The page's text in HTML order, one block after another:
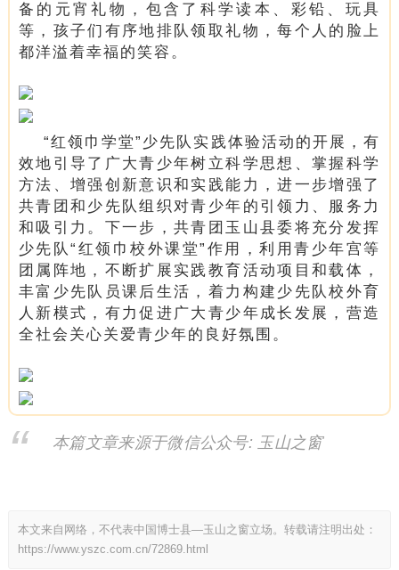
备的元宵礼物，包含了科学读本、彩铅、玩具
等，孩子们有序地排队领取礼物，每个人的脸上
都洋溢着幸福的笑容。
“红领巾学堂”少先队实践体验活动的开展，有
效地引导了广大青少年树立科学思想、掌握科学
方法、增强创新意识和实践能力，进一步增强了
共青团和少先队组织对青少年的引领力、服务力
和吸引力。下一步，共青团玉山县委将充分发挥
少先队“红领巾校外课堂”作用，利用青少年宫等
团属阵地，不断扩展实践教育活动项目和载体，
丰富少先队员课后生活，着力构建少先队校外育
人新模式，有力促进广大青少年成长发展，营造
全社会关心关爱青少年的良好氛围。
本篇文章来源于微信公众号: 玉山之窗
本文来自网络，不代表中国博士县—玉山之窗立场。转载请注明出处：
https://www.yszc.com.cn/72869.html